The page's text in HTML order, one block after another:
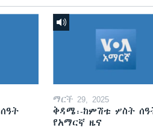
ማርች 29, 2025
ቅዳሜ፡-ከምሽቱ ሦስት
የአማርኛ ዜና